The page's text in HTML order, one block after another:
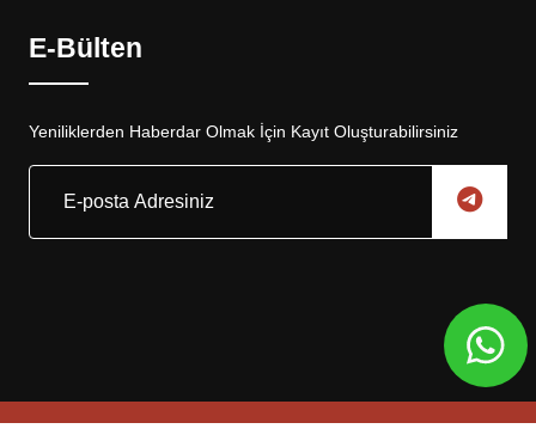
E-Bülten
Yeniliklerden Haberdar Olmak İçin Kayıt Oluşturabilirsiniz